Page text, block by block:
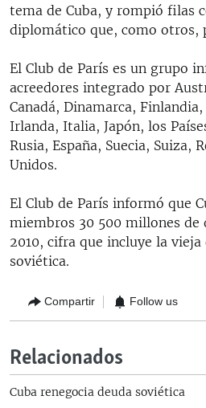
tema de Cuba, y rompió filas
diplomático que, como otros,
El Club de París es un grupo
acreedores integrado por
Canadá, Dinamarca,
Irlanda, Italia, Japón, los
Rusia, España, Suecia, Suiza,
Unidos.
El Club de París informó que
miembros 30 500 millones de
2010, cifra que incluye la vieja
soviética.
Compartir Follow us
Relacionados
Cuba renegocia deuda soviética